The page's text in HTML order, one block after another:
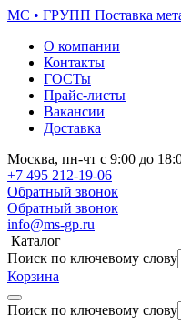
МС • ГРУПП Поставка
О компании
Контакты
ГОСТы
Прайс-листы
Вакансии
Доставка
Москва, пн-чт с 9:00 до
+7 495 212-19-06
Обратный звонок
Обратный звонок
info@ms-gp.ru
Каталог
Поиск по ключевому слову
Корзина
Поиск по ключевому слову